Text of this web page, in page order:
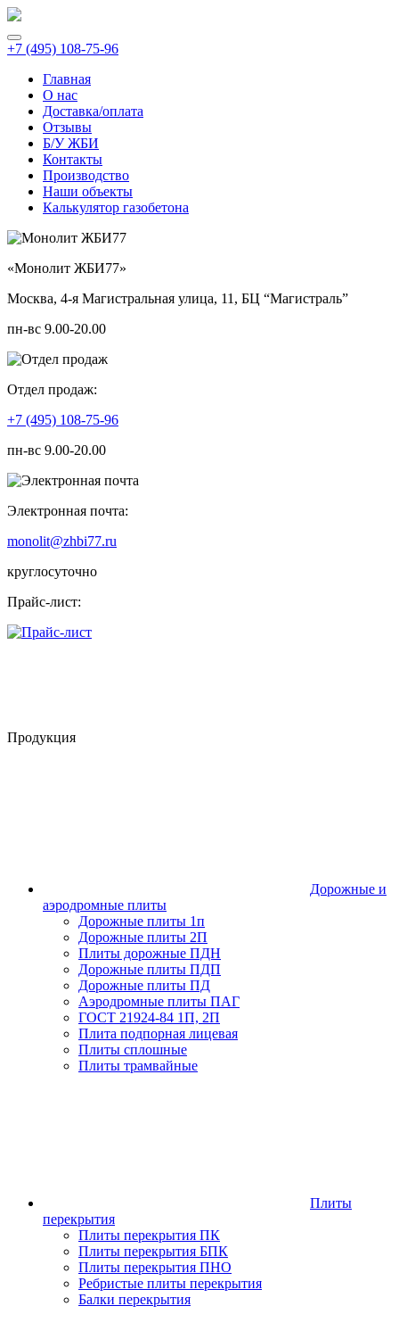
+7 (495) 108-75-96
Главная
О нас
Доставка/оплата
Отзывы
Б/У ЖБИ
Контакты
Производство
Наши объекты
Калькулятор газобетона
«Монолит ЖБИ77»
Москва, 4-я Магистральная улица, 11, ​БЦ “Магистраль”
пн-вс 9.00-20.00
Отдел продаж:
+7 (495) 108-75-96
пн-вс 9.00-20.00
Электронная почта:
monolit@zhbi77.ru
круглосуточно
Прайс-лист:
Продукция
Дорожные и
аэродромные плиты
Дорожные плиты 1п
Дорожные плиты 2П
Плиты дорожные ПДН
Дорожные плиты ПДП
Дорожные плиты ПД
Аэродромные плиты ПАГ
ГОСТ 21924-84 1П, 2П
Плита подпорная лицевая
Плиты сплошные
Плиты трамвайные
Плиты
перекрытия
Плиты перекрытия ПК
Плиты перекрытия БПК
Плиты перекрытия ПНО
Ребристые плиты перекрытия
Балки перекрытия